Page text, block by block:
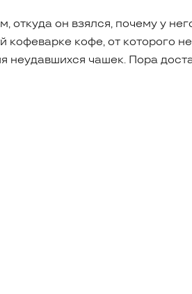
он взялся, почему у
кофе, от которого
неудавшихся чашек. Пора